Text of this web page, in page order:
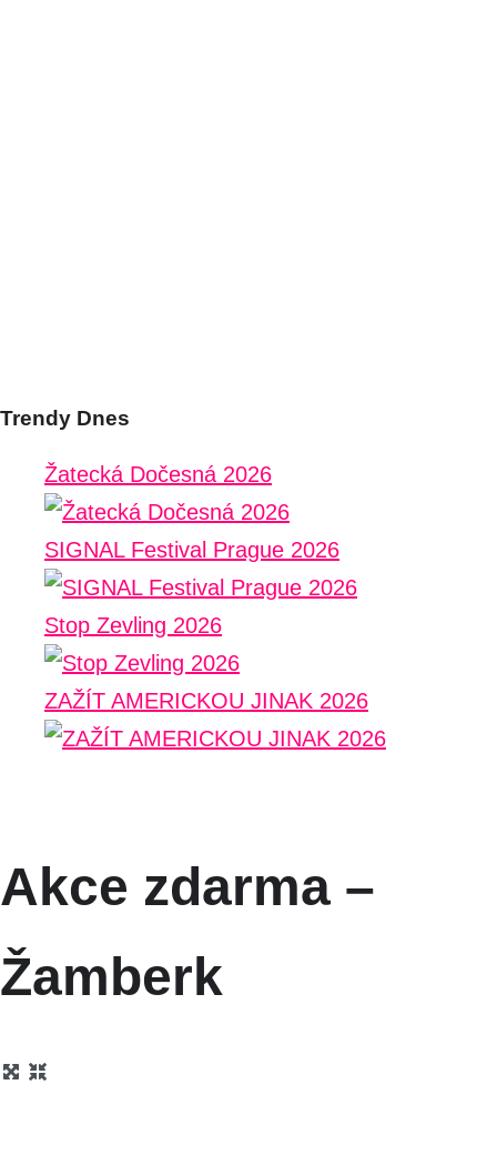
Trendy Dnes
Žatecká Dočesná 2026
SIGNAL Festival Prague 2026
Stop Zevling 2026
ZAŽÍT AMERICKOU JINAK 2026
Akce zdarma –
Žamberk